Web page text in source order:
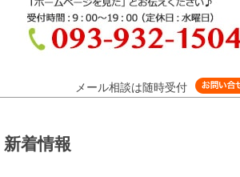
メール相談は随時受付
新着情報